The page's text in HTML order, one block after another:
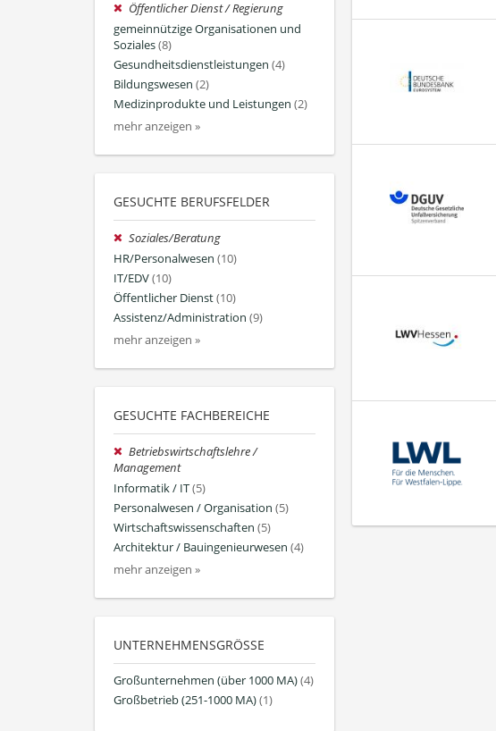
Öffentlicher Dienst / Regierung
gemeinnützige Organisationen und
Soziales(8)
Gesundheitsdienstleistungen (4)
Bildungswesen (2)
Medizinprodukte und Leistungen (2)
mehr anzeigen »
GESUCHTE BERUFSFELDER
Soziales/Beratung
HR/Personalwesen (10)
IT/EDV(10)
Öffentlicher Dienst(10)
Assistenz/Administration (9)
mehr anzeigen »
GESUCHTE FACHBEREICHE
Betriebswirtschaftslehre /
Management
Informatik / IT(5)
Personalwesen / Organisation (5)
Wirtschaftswissenschaften (5)
Architektur / Bauingenieurwesen (4)
mehr anzeigen »
UNTERNEHMENSGRÖSSE
Großunternehmen (über 1000 MA)(4)
Großbetrieb (251-1000 MA)(1)